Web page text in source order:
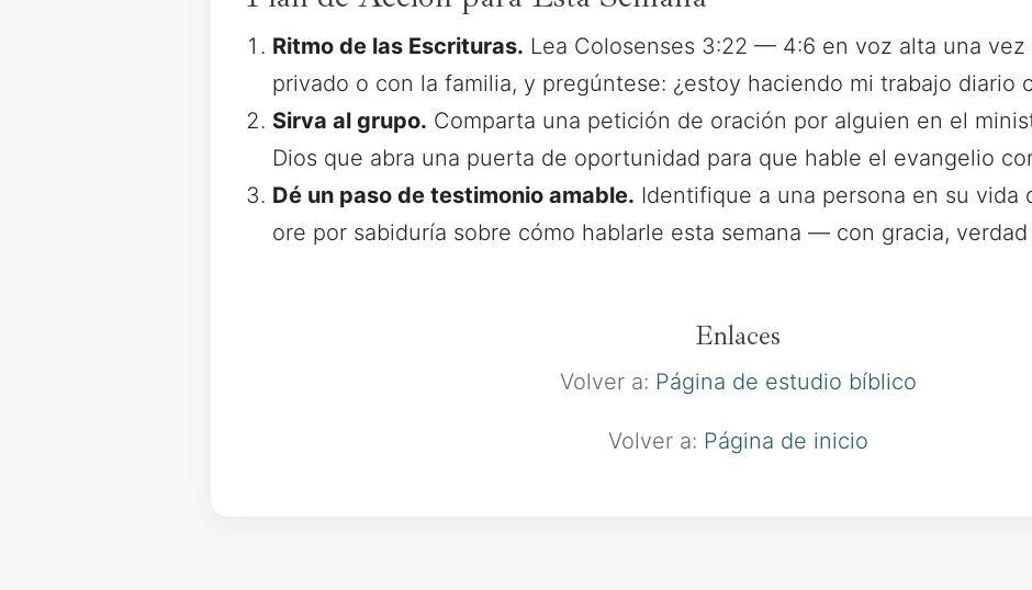
Ritmo de las Escrituras. Lea Colosenses 3:22 — 4:6 en voz alta una vez
privado o con la familia, y pregúntese: ¿estoy haciendo mi trabajo diario
Sirva al grupo. Comparta una petición de oración por alguien en el
Dios que abra una puerta de oportunidad para que hable el evangelio
Dé un paso de testimonio amable. Identifique a una persona en su vida
ore por sabiduría sobre cómo hablarle esta semana — con gracia,
Enlaces
Volver a: Página de estudio bíblico
Volver a: Página de inicio